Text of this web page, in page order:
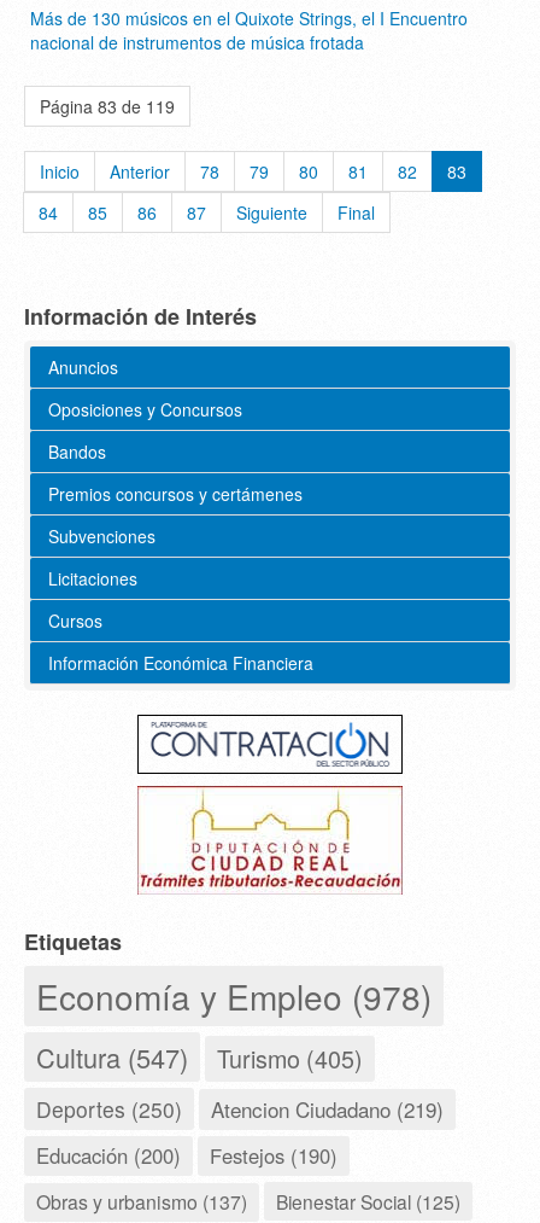
Más de 130 músicos en el Quixote Strings, el I Encuentro
nacional de instrumentos de música frotada
Página 83 de 119
Inicio Anterior 78 79 80 81 82
83
84
85 86 87 Siguiente Final
Información de Interés
Anuncios
Oposiciones y Concursos
Bandos
Premios concursos y certámenes
Subvenciones
Licitaciones
Cursos
Información Económica Financiera
Etiquetas
Economía y Empleo (978)
Cultura (547) Turismo (405)
Deportes (250) Atencion Ciudadano (219)
Educación (200) Festejos (190)
Obras y urbanismo (137) Bienestar Social (125)